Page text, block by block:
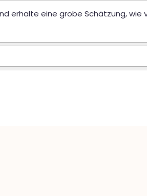
erhalte eine grobe Schätzung, wie